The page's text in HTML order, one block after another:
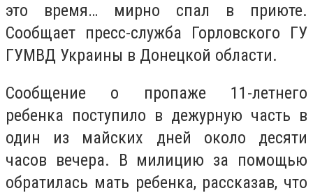
это время… мирно спал в приюте.
Сообщает пресс-служба Горловского ГУ
ГУМВД Украины в Донецкой области.
Сообщение о пропаже 11-летнего
ребенка поступило в дежурную часть в
один из майских дней около десяти
часов вечера. В милицию за помощью
обратилась мать ребенка, рассказав, что